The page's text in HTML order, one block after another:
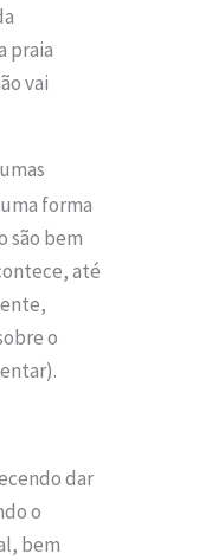
praia
vai
forma
são bem
até
o
dar
o
bem